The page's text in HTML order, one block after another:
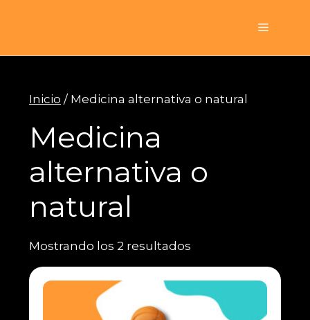
Menú
Inicio / Medicina alternativa o natural
Medicina
alternativa o
natural
Mostrando los 2 resultados